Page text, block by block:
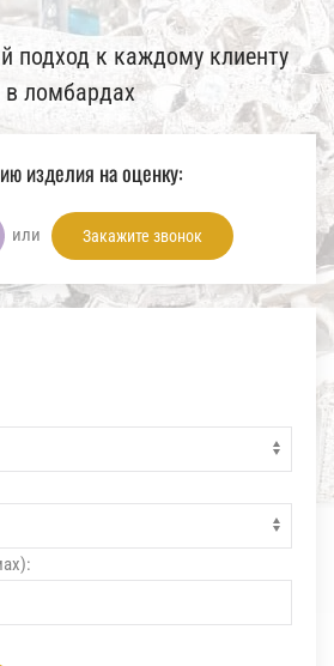
подход к каждому клиенту
ломбардах
изделия на оценку:
или Закажите звонок